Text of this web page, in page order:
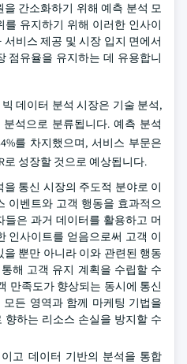
간소화하기 위해 예측 분석 모
를 유지하기 위해 이러한 인사이
비스 제공 및 시장 입지 면에서
점유율을 유지하는 데 유용합니
데이터 분석 시장은 기술 분석,
석으로 분류됩니다. 예측 분석
를 차지했으며, 서비스 부문은
로 성장할 것으로 예상됩니다.
통신 시장의 주도적 분야로 이
이벤트와 고객 행동을 효과적으
들은 과거 데이터를 활용하고 머
인사이트를 얻음으로써 고객 이
뿐만 아니라 이와 관련된 행동
해 고객 유지 계획을 수립할 수
만족도가 향상되는 동시에 통신
든 영역과 함께 마케팅 기법을
향하는 리소스 손실을 방지할 수
고 데이터 기반의 분석을 통합